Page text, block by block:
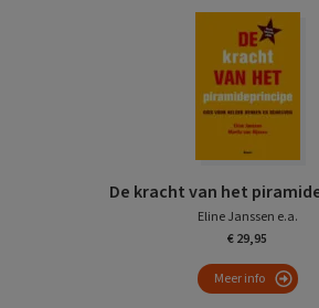
De kracht van het
Eline Janssen e.a.
€ 29,95
Meer info